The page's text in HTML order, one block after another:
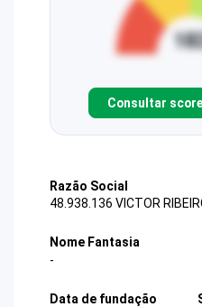
Consultar
Razão Social
48.938.136 VICTOR
Nome Fantasia
-
Data de fundação